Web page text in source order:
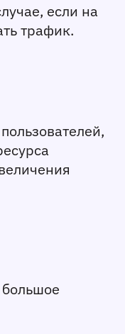
если на
трафик.